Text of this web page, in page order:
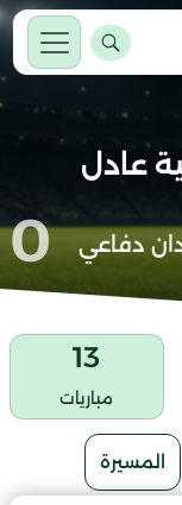
عادل
دفاعي 0
13
مباريات
المسيرة